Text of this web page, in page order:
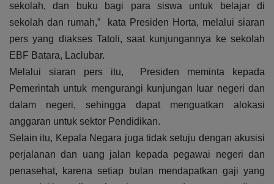
sekolah, dan buku bagi para siswa untuk belajar di
sekolah dan rumah,” kata Presiden Horta, melalui siaran
pers yang diakses Tatoli, saat kunjungannya ke sekolah
EBF Batara, Laclubar.
Melalui siaran pers itu, Presiden meminta kepada
Pemerintah untuk mengurangi kunjungan luar negeri dan
dalam negeri, sehingga dapat menguatkan alokasi
anggaran untuk sektor Pendidikan.
Selain itu, Kepala Negara juga tidak setuju dengan akusisi
perjalanan dan uang jalan kepada pegawai negeri dan
penasehat, karena setiap bulan mendapatkan gaji yang